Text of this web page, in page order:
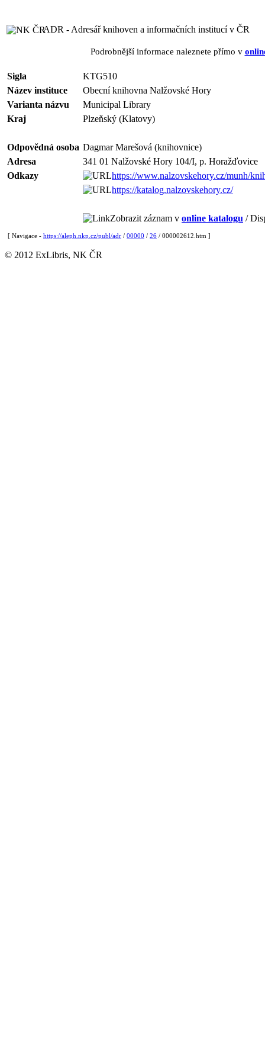
ADR - Adresář knihoven a informačních institucí v ČR
Podrobnější informace naleznete přímo v
Sigla
KTG510
Název instituce
Obecní knihovna Nalžovské Hory
Varianta názvu
Municipal Library
Kraj
Plzeňský (Klatovy)
Odpovědná osoba Dagmar Marešová (knihovnice)
Adresa
341 01 Nalžovské Hory 104/I, p. Horažďovice
Odkazy
https://www.nalzovskehory.cz/munh/
https://katalog.nalzovskehory.cz/
Zobrazit záznam v online katalogu /
[ Navigace - https://aleph.nkp.cz/publ/adr / 00000 / 26 / 000002612.htm ]
© 2012 ExLibris, NK ČR